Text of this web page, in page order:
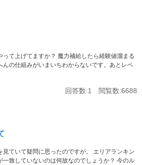
て上げてますか？ 魔力補給したら経験値溜まる
んの仕組みがいまいちわからないです。あとレベ
回答数:1 閲覧数:6688
ていて疑問に思ったのですが。 エリアランキン
一致していないのは何故なのでしょうか？ 今のル